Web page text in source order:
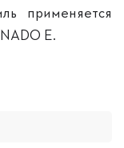
применяется
E.